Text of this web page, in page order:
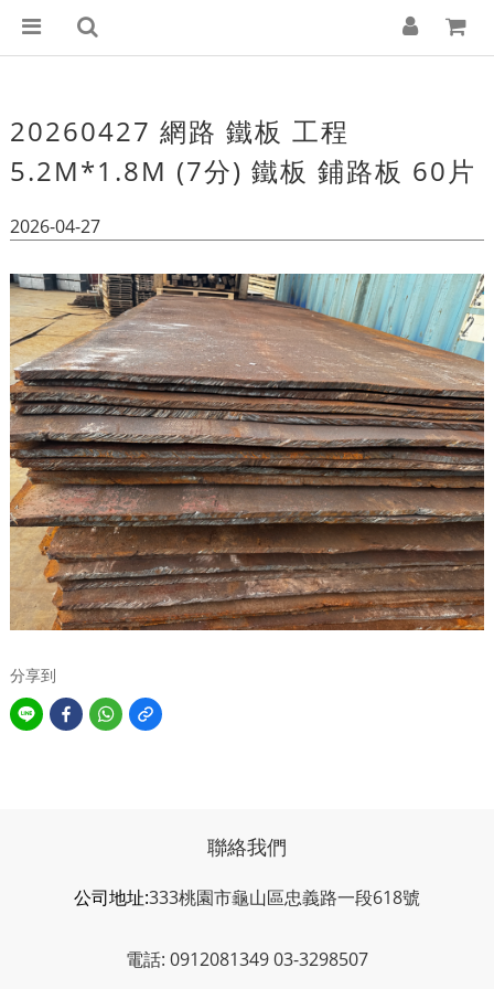
20260427 網路 鐵板 工程
5.2M*1.8M (7分) 鐵板 鋪路板 60片
2026-04-27
分享到
聯絡我們
公司地址:333桃園市龜山區忠義路一段618號
電話: 0912081349 03-3298507